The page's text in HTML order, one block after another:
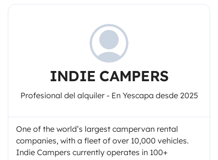
INDIE CAMPERS
Profesional del alquiler - En Yescapa desde 2025
One of the world’s largest campervan rental
companies, with a fleet of over 10,000 vehicles.
Indie Campers currently operates in 100+